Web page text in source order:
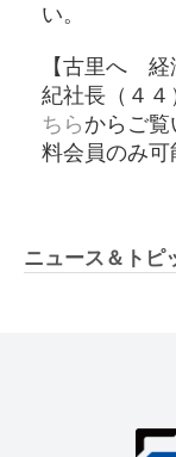
採用情報
セミナー＆コラム
い。
【古里へ
紀社長（４
ちら からご
料会員のみ可
ニュース＆トピ